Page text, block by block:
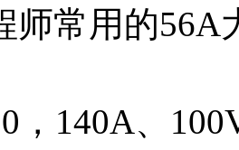
师常用的56A
，140A、